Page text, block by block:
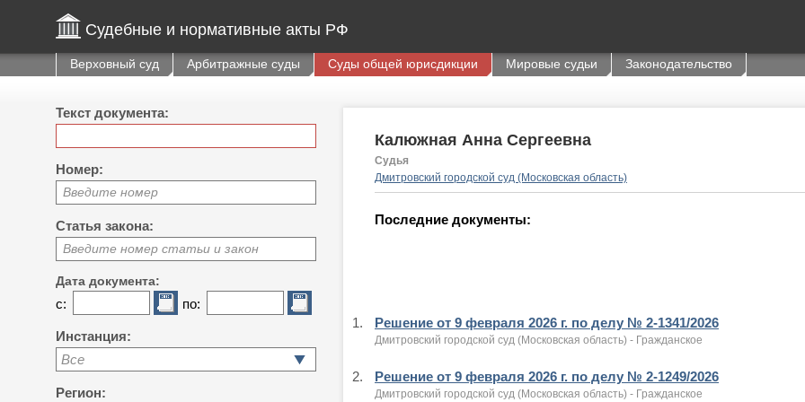
Судебные и нормативные акты РФ
Верховный суд Арбитражные суды Суды общей юрисдикции Мировые судьи Законодательство
Текст документа:
Номер:
Введите номер
Статья закона:
Введите номер статьи и закон
Дата документа:
с: по:
Инстанция:
Все
Регион:
Калюжная Анна Сергеевна
Судья
Дмитровский городской суд (Московская область)
Последние документы:
1. Решение от 9 февраля 2026 г. по делу № 2-1341/2026
Дмитровский городской суд (Московская область) - Гражданское
2. Решение от 9 февраля 2026 г. по делу № 2-1249/2026
Дмитровский городской суд (Московская область) - Гражданское